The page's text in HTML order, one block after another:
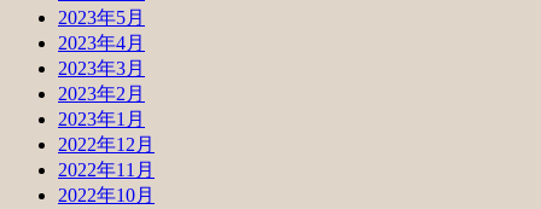
2023年5月
2023年4月
2023年3月
2023年2月
2023年1月
2022年12月
2022年11月
2022年10月